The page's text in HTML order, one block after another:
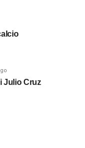
Julio Cruz